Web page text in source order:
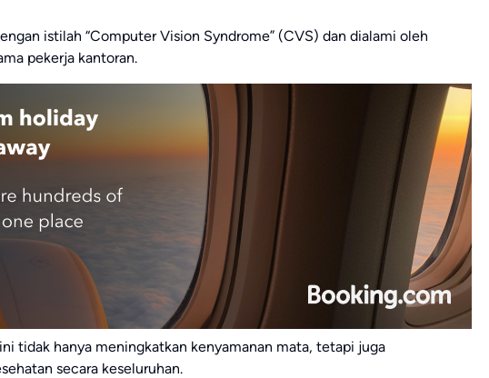
istilah “Computer Vision Syndrome” (CVS) dan dialami oleh
pekerja kantoran.
tidak hanya meningkatkan kenyamanan mata, tetapi juga
secara keseluruhan.